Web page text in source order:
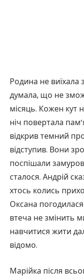
Родина не
думала, що не
місяць. Кожен кут
ніч повертала
відкрив темний
відступив. Вони
поспішали
сталося. Андрій
хтось колись
Оксана
втеча не змінить
навчитися жити
відомо.
Марійка після